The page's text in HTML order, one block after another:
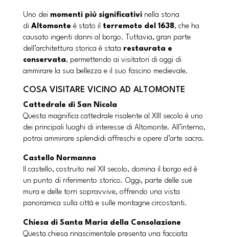
Uno dei momenti più significativinella storia
di Altomonte è stato il terremoto del 1638, che ha
causato ingenti danni al borgo. Tuttavia, gran parte
dell’architettura storica è stata restaurata e
conservata, permettendo ai visitatori di oggi di
ammirare la sua bellezza e il suo fascino medievale.
COSA VISITARE VICINO AD ALTOMONTE
Cattedrale di San Nicola
Questa magnifica cattedrale risalente al XIII secolo è uno
dei principali luoghi di interesse di Altomonte. All’interno,
potrai ammirare splendidi affreschi e opere d’arte sacra.
Castello Normanno
Il castello, costruito nel XII secolo, domina il borgo ed è
un punto di riferimento storico. Oggi, parte delle sue
mura e delle torri sopravvive, offrendo una vista
panoramica sulla città e sulle montagne circostanti.
Chiesa di Santa Maria della Consolazione
Questa chiesa rinascimentale presenta una facciata